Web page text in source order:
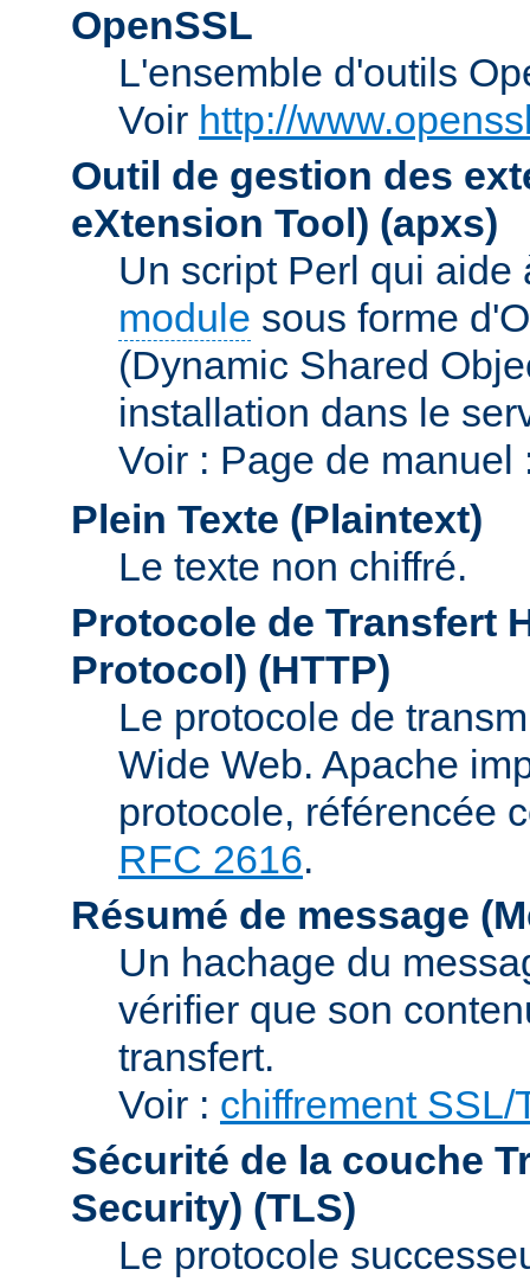
OpenSSL
L'ensemble d'outils
Voir http://
Outil de gestion des
eXtension Tool) (apxs)
Un script Perl qui
module sous forme
(Dynamic Shared
installation dans le
Voir : Page de
Plein Texte (Plaintext)
Le texte non chiffré.
Protocole de Transfert
Protocol) (HTTP)
Le protocole de
Wide Web. Apache
protocole, référencée
RFC 2616.
Résumé de message
Un hachage du
vérifier que son
transfert.
Voir : chiffrement SSL/
Sécurité de la couche
Security) (TLS)
Le protocole